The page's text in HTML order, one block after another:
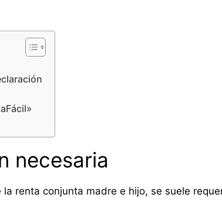
necesaria
renta conjunta madre e hijo, se suele